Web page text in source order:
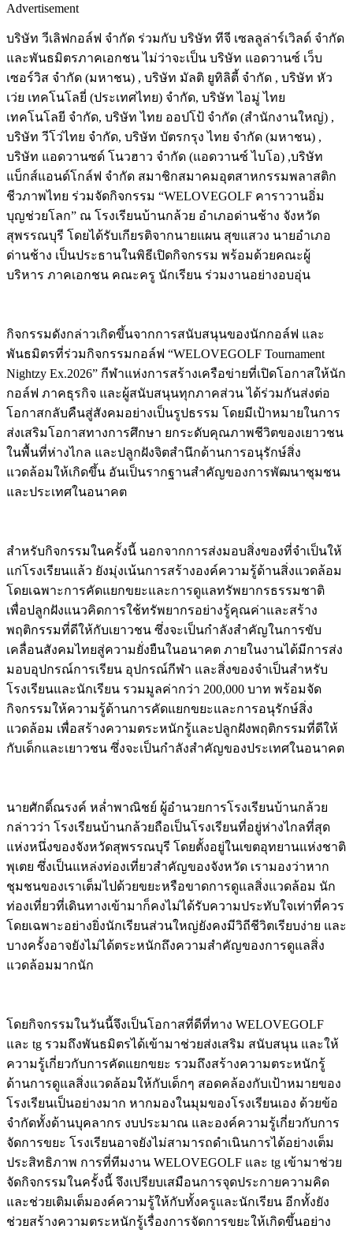
Advertisement
บริษัท วีเลิฟกอล์ฟ จำกัด ร่วมกับ บริษัท ทีจี เซลลูล่าร์เวิลด์ จํากัด
และพันธมิตรภาคเอกชน ไม่ว่าจะเป็น บริษัท แอดวานซ์ เว็บ
เซอร์วิส จำกัด (มหาชน) , บริษัท มัลติ ยูทิลิตี้ จํากัด , บริษัท หัว
เว่ย เทคโนโลยี่ (ประเทศไทย) จำกัด, บริษัท ไอมู่ ไทย
เทคโนโลยี จำกัด, บริษัท ไทย ออปโป้ จำกัด (สำนักงานใหญ่) ,
บริษัท วีโว่ไทย จำกัด, บริษัท บัตรกรุง ไทย จำกัด (มหาชน) ,
บริษัท แอดวานซด์ โนวฮาว จำกัด (แอดวานซ์ ไบโอ) ,บริษัท
แบ็กส์แอนด์โกล์ฟ จำกัด สมาชิกสมาคมอุตสาหกรรมพลาสติก
ชีวภาพไทย ร่วมจัดกิจกรรม “WELOVEGOLF คาราวานอิ่ม
บุญช่วยโลก” ณ โรงเรียนบ้านกล้วย อำเภอด่านช้าง จังหวัด
สุพรรณบุรี โดยได้รับเกียรติจากนายแผน สุขแสวง นายอำเภอ
ด่านช้าง เป็นประธานในพิธีเปิดกิจกรรม พร้อมด้วยคณะผู้
บริหาร ภาคเอกชน คณะครู นักเรียน ร่วมงานอย่างอบอุ่น
กิจกรรมดังกล่าวเกิดขึ้นจากการสนับสนุนของนักกอล์ฟ และ
พันธมิตรที่ร่วมกิจกรรมกอล์ฟ “WELOVEGOLF Tournament
Nightzy Ex.2026” กีฬาแห่งการสร้างเครือข่ายที่เปิดโอกาสให้นัก
กอล์ฟ ภาคธุรกิจ และผู้สนับสนุนทุกภาคส่วน ได้ร่วมกันส่งต่อ
โอกาสกลับคืนสู่สังคมอย่างเป็นรูปธรรม โดยมีเป้าหมายในการ
ส่งเสริมโอกาสทางการศึกษา ยกระดับคุณภาพชีวิตของเยาวชน
ในพื้นที่ห่างไกล และปลูกฝังจิตสำนึกด้านการอนุรักษ์สิ่ง
แวดล้อมให้เกิดขึ้น อันเป็นรากฐานสำคัญของการพัฒนาชุมชน
และประเทศในอนาคต
สำหรับกิจกรรมในครั้งนี้ นอกจากการส่งมอบสิ่งของที่จำเป็นให้
แก่โรงเรียนแล้ว ยังมุ่งเน้นการสร้างองค์ความรู้ด้านสิ่งแวดล้อม
โดยเฉพาะการคัดแยกขยะและการดูแลทรัพยากรธรรมชาติ
เพื่อปลูกฝังแนวคิดการใช้ทรัพยากรอย่างรู้คุณค่าและสร้าง
พฤติกรรมที่ดีให้กับเยาวชน ซึ่งจะเป็นกำลังสำคัญในการขับ
เคลื่อนสังคมไทยสู่ความยั่งยืนในอนาคต ภายในงานได้มีการส่ง
มอบอุปกรณ์การเรียน อุปกรณ์กีฬา และสิ่งของจำเป็นสำหรับ
โรงเรียนและนักเรียน รวมมูลค่ากว่า 200,000 บาท พร้อมจัด
กิจกรรมให้ความรู้ด้านการคัดแยกขยะและการอนุรักษ์สิ่ง
แวดล้อม เพื่อสร้างความตระหนักรู้และปลูกฝังพฤติกรรมที่ดีให้
กับเด็กและเยาวชน ซึ่งจะเป็นกำลังสำคัญของประเทศในอนาคต
นายศักดิ์ณรงค์ หล่ำพาณิชย์ ผู้อำนวยการโรงเรียนบ้านกล้วย
กล่าวว่า โรงเรียนบ้านกล้วยถือเป็นโรงเรียนที่อยู่ห่างไกลที่สุด
แห่งหนึ่งของจังหวัดสุพรรณบุรี โดยตั้งอยู่ในเขตอุทยานแห่งชาติ
พุเตย ซึ่งเป็นแหล่งท่องเที่ยวสำคัญของจังหวัด เรามองว่าหาก
ชุมชนของเราเต็มไปด้วยขยะหรือขาดการดูแลสิ่งแวดล้อม นัก
ท่องเที่ยวที่เดินทางเข้ามาก็คงไม่ได้รับความประทับใจเท่าที่ควร
โดยเฉพาะอย่างยิ่งนักเรียนส่วนใหญ่ยังคงมีวิถีชีวิตเรียบง่าย และ
บางครั้งอาจยังไม่ได้ตระหนักถึงความสำคัญของการดูแลสิ่ง
แวดล้อมมากนัก
โดยกิจกรรมในวันนี้จึงเป็นโอกาสที่ดีที่ทาง WELOVEGOLF
และ tg รวมถึงพันธมิตรได้เข้ามาช่วยส่งเสริม สนับสนุน และให้
ความรู้เกี่ยวกับการคัดแยกขยะ รวมถึงสร้างความตระหนักรู้
ด้านการดูแลสิ่งแวดล้อมให้กับเด็กๆ สอดคล้องกับเป้าหมายของ
โรงเรียนเป็นอย่างมาก หากมองในมุมของโรงเรียนเอง ด้วยข้อ
จำกัดทั้งด้านบุคลากร งบประมาณ และองค์ความรู้เกี่ยวกับการ
จัดการขยะ โรงเรียนอาจยังไม่สามารถดำเนินการได้อย่างเต็ม
ประสิทธิภาพ การที่ทีมงาน WELOVEGOLF และ tg เข้ามาช่วย
จัดกิจกรรมในครั้งนี้ จึงเปรียบเสมือนการจุดประกายความคิด
และช่วยเติมเต็มองค์ความรู้ให้กับทั้งครูและนักเรียน อีกทั้งยัง
ช่วยสร้างความตระหนักรู้เรื่องการจัดการขยะให้เกิดขึ้นอย่าง